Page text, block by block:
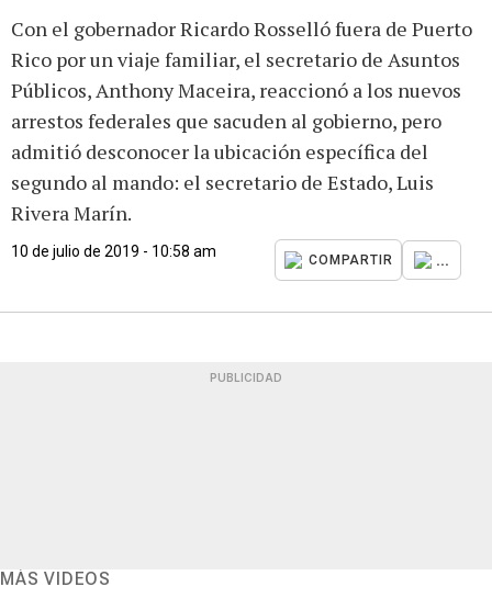
Con el gobernador Ricardo Rosselló fuera de Puerto
Rico por un viaje familiar, el secretario de Asuntos
Públicos, Anthony Maceira, reaccionó a los nuevos
arrestos federales que sacuden al gobierno, pero
admitió desconocer la ubicación específica del
segundo al mando: el secretario de Estado, Luis
Rivera Marín.
10 de julio de 2019 - 10:58 am
COMPARTIR ...
PUBLICIDAD
MÁS VIDEOS